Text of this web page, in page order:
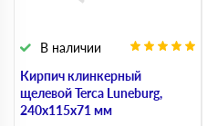
Кирпич клинкерный
щелевой Terca Luneburg,
240х115х71 мм
В наличии